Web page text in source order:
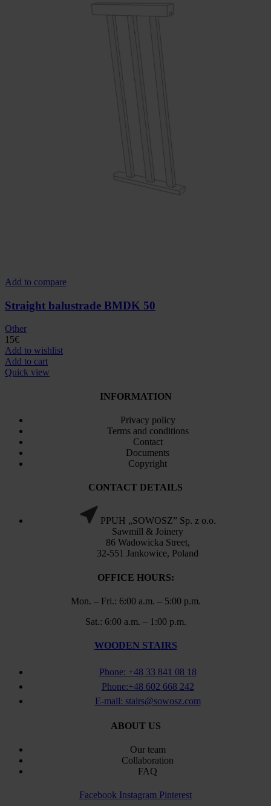
Add to compare
Straight balustrade BMDK 50
Other
15€
Add to wishlist
Add to cart
Quick view
INFORMATION
Privacy policy
Terms and conditions
Contact
Documents
Copyright
CONTACT DETAILS
PPUH „SOWOSZ” Sp. z o.o.
Sawmill & Joinery
86 Wadowicka Street,
32-551 Jankowice, Poland
OFFICE HOURS:
Mon. – Fri.: 6:00 a.m. – 5:00 p.m.
Sat.: 6:00 a.m. – 1:00 p.m.
WOODEN STAIRS
Phone: +48 33 841 08 18
Phone:+48 602 668 242
E-mail: stairs@sowosz.com
ABOUT US
Our team
Collaboration
FAQ
Facebook Instagram Pinterest